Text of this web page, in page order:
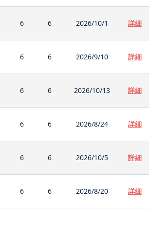
6 6 2026/10/1 詳細
6 6 2026/9/10 詳細
6 6 2026/10/13 詳細
6 6 2026/8/24 詳細
6 6 2026/10/5 詳細
6 6 2026/8/20 詳細